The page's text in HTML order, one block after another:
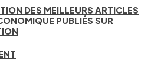
DES MEILLEURS ARTICLES
PUBLIÉS SUR